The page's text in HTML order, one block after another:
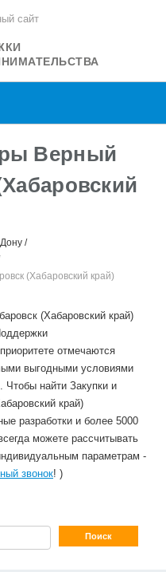
сайт
Верный
(Хабаровский край)
(Хабаровский край)
отмечаются
выгодными условиями
найти Закупки и
край)
разработки и более 5000
можете рассчитывать
параметрам -
звонок! )